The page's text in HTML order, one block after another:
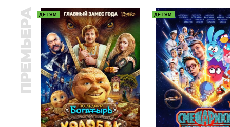
ПРЕМЬЕРА ДЕТЯМ ДЕТЯМ